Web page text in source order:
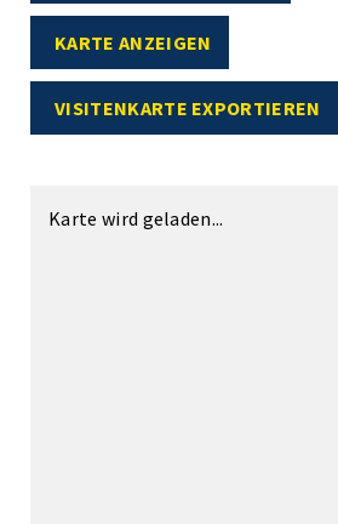
KARTE ANZEIGEN
VISITENKARTE EXPORTIEREN
Karte wird geladen...